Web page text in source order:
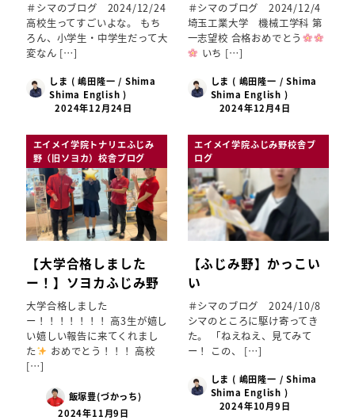
＃シマのブログ 2024/12/24
高校生ってすごいよな。 もち
ろん、小学生・中学生だって大
変なん […]
しま ( 嶋田隆一 / Shima
Shima English )
2024年12月24日
＃シマのブログ 2024/12/4
埼玉工業大学 機械工学科 第
一志望校 合格おめでとう
いち […]
しま ( 嶋田隆一 / Shima
Shima English )
2024年12月4日
エイメイ学院トナリエふじみ
野（旧ソヨカ）校舎ブログ
【大学合格しました
ー！】ソヨカふじみ野
大学合格しました
ー！！！！！！！ 高3生が嬉し
い嬉しい報告に来てくれまし
た
おめでとう！！！ 高校
[…]
飯塚豊(づかっち)
2024年11月9日
エイメイ学院ふじみ野校舎ブ
ログ
【ふじみ野】かっこい
い
＃シマのブログ 2024/10/8
シマのところに駆け寄ってき
た。 「ねえねえ、見てみて
ー！ この、 […]
しま ( 嶋田隆一 / Shima
Shima English )
2024年10月9日